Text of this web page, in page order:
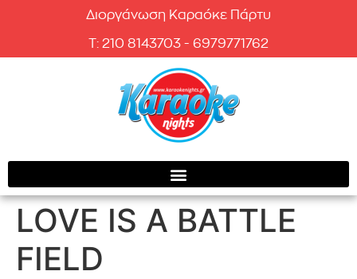
Διοργάνωση Καραόκε Πάρτυ
T: 210 8143703 - 6979771762
LOVE IS A BATTLE
FIELD